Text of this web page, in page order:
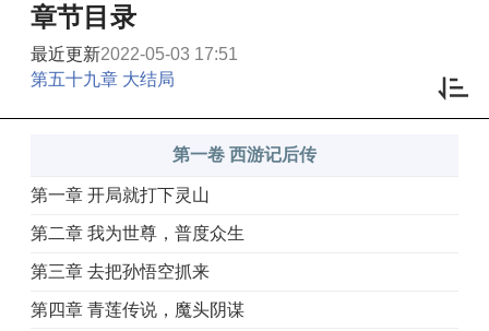
章节目录
最近更新2022-05-03 17:51
第五十九章 大结局
第一卷 西游记后传
第一章 开局就打下灵山
第二章 我为世尊，普度众生
第三章 去把孙悟空抓来
第四章 青莲传说，魔头阴谋